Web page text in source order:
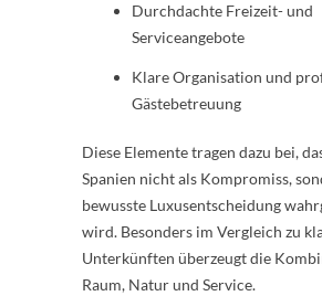
Durchdachte Freizeit- und
Serviceangebote
Klare Organisation und
Gästebetreuung
Diese Elemente tragen dazu bei,
Spanien nicht als Kompromiss,
bewusste Luxusentscheidung
wird. Besonders im Vergleich zu
Unterkünften überzeugt die
Raum, Natur und Service.